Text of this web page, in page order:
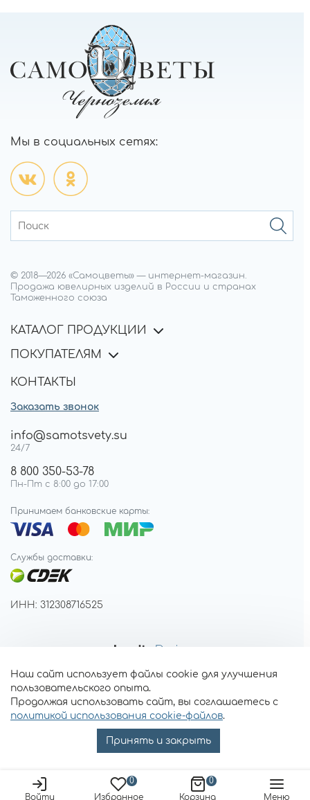
Войти
0
Избранное
0
Корзина
Меню
Мы в социальных сетях:
© 2018—2026 «Самоцветы» — интернет-магазин.
Продажа ювелирных изделий в России и странах
Таможенного союза
КАТАЛОГ ПРОДУКЦИИ
ПОКУПАТЕЛЯМ
КОНТАКТЫ
Заказать звонок
info@samotsvety.su
24/7
8 800 350-53-78
Пн-Пт с 8:00 до 17:00
Принимаем банковские карты:
Службы доставки:
ИНН: 312308716525
Наш сайт использует файлы cookie для улучшения
пользовательского опыта.
Продолжая использовать сайт, вы соглашаетесь с
политикой использования cookie-файлов.
Принять и закрыть